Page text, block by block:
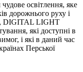
освітлення, яке
дорожнього руху і
DIGITAL LIGHT
які доступні в
і які в даний час
Перської